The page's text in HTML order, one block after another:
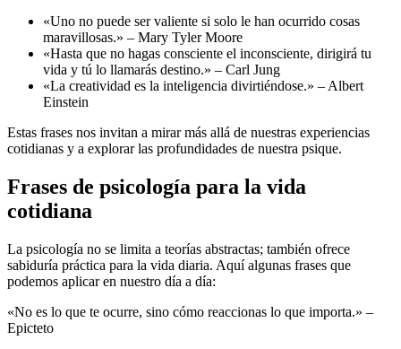
«Uno no puede ser valiente si solo le han ocurrido cosas
maravillosas.» – Mary Tyler Moore
«Hasta que no hagas consciente el inconsciente, dirigirá tu
vida y tú lo llamarás destino.» – Carl Jung
«La creatividad es la inteligencia divirtiéndose.» – Albert
Einstein
Estas frases nos invitan a mirar más allá de nuestras experiencias
cotidianas y a explorar las profundidades de nuestra psique.
Frases de psicología para la vida
cotidiana
La psicología no se limita a teorías abstractas; también ofrece
sabiduría práctica para la vida diaria. Aquí algunas frases que
podemos aplicar en nuestro día a día:
«No es lo que te ocurre, sino cómo reaccionas lo que importa.» –
Epicteto